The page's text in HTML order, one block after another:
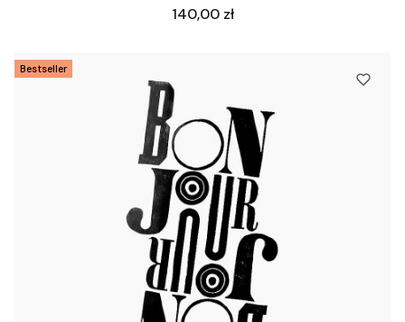
Cena
140,00 zł
Bestseller